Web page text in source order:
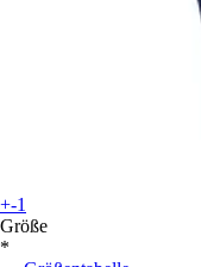
+-1
Größe
*